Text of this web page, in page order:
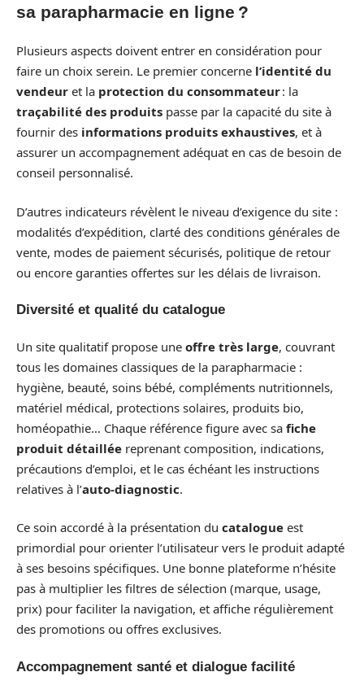
sa parapharmacie en ligne ?
Plusieurs aspects doivent entrer en considération pour
faire un choix serein. Le premier concerne l’identité du
vendeur et la protection du consommateur: la
traçabilité des produits passe par la capacité du site à
fournir des informations produits exhaustives, et à
assurer un accompagnement adéquat en cas de besoin de
conseil personnalisé.
D’autres indicateurs révèlent le niveau d’exigence du site :
modalités d’expédition, clarté des conditions générales de
vente, modes de paiement sécurisés, politique de retour
ou encore garanties offertes sur les délais de livraison.
Diversité et qualité du catalogue
Un site qualitatif propose une offre très large, couvrant
tous les domaines classiques de la parapharmacie :
hygiène, beauté, soins bébé, compléments nutritionnels,
matériel médical, protections solaires, produits bio,
homéopathie… Chaque référence figure avec sa fiche
produit détaillée reprenant composition, indications,
précautions d’emploi, et le cas échéant les instructions
relatives à l’auto-diagnostic.
Ce soin accordé à la présentation du catalogue est
primordial pour orienter l’utilisateur vers le produit adapté
à ses besoins spécifiques. Une bonne plateforme n’hésite
pas à multiplier les filtres de sélection (marque, usage,
prix) pour faciliter la navigation, et affiche régulièrement
des promotions ou offres exclusives.
Accompagnement santé et dialogue facilité